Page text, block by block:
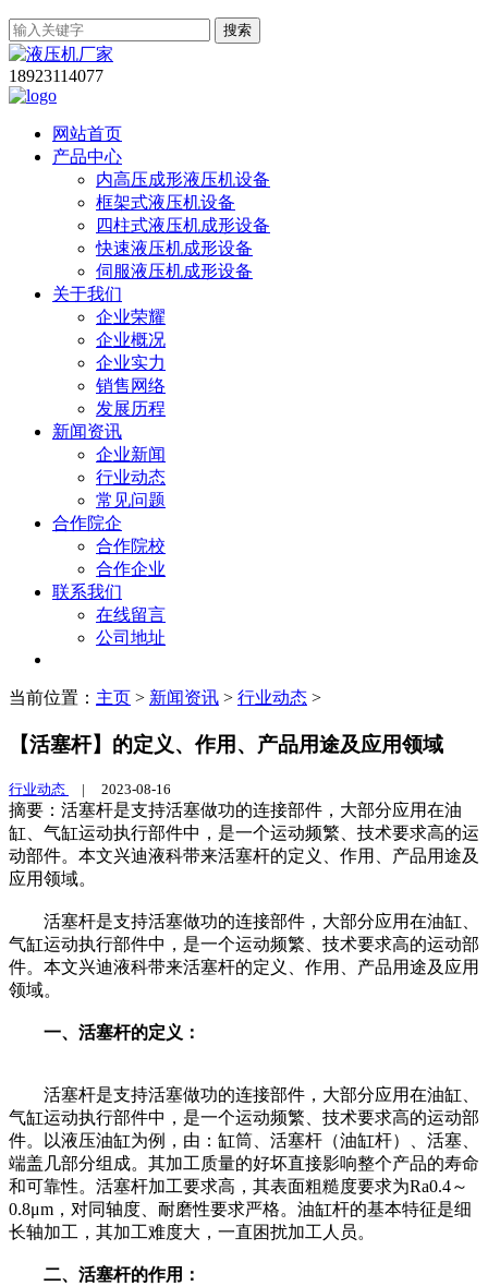
搜索
18923114077
网站首页
产品中心
内高压成形液压机设备
框架式液压机设备
四柱式液压机成形设备
快速液压机成形设备
伺服液压机成形设备
关于我们
企业荣耀
企业概况
企业实力
销售网络
发展历程
新闻资讯
企业新闻
行业动态
常见问题
合作院企
合作院校
合作企业
联系我们
在线留言
公司地址
当前位置： 主页 > 新闻资讯 > 行业动态 >
【活塞杆】的定义、作用、产品用途及应用领域
行业动态 | 2023-08-16
摘要：活塞杆是支持活塞做功的连接部件，大部分应用在油
缸、气缸运动执行部件中，是一个运动频繁、技术要求高的运
动部件。本文兴迪液科带来活塞杆的定义、作用、产品用途及
应用领域。
活塞杆是支持活塞做功的连接部件，大部分应用在油缸、
气缸运动执行部件中，是一个运动频繁、技术要求高的运动部
件。本文兴迪液科带来活塞杆的定义、作用、产品用途及应用
领域。
一、活塞杆的定义：
活塞杆是支持活塞做功的连接部件，大部分应用在油缸、
气缸运动执行部件中，是一个运动频繁、技术要求高的运动部
件。以液压油缸为例，由：缸筒、活塞杆（油缸杆）、活塞、
端盖几部分组成。其加工质量的好坏直接影响整个产品的寿命
和可靠性。活塞杆加工要求高，其表面粗糙度要求为Ra0.4～
0.8μm，对同轴度、耐磨性要求严格。油缸杆的基本特征是细
长轴加工，其加工难度大，一直困扰加工人员。
二、活塞杆的作用：